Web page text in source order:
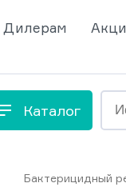
Дилерам
Каталог
Бактерицидный